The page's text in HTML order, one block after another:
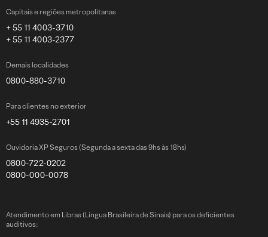
Capitais e regiões metropolitanas
+ 55 11 4003-3710
+ 55 11 4003-2377
Demais localidades
0800-880-3710
Para clientes no exterior
+55 11 4935-2701
Ouvidoria XP Seguros (Segunda a sexta das 9hs às 18hs)
0800-722-0202
0800-000-0078
Atendimento em Libras (Língua Brasileira de Sinais) para os deficientes
auditivos: